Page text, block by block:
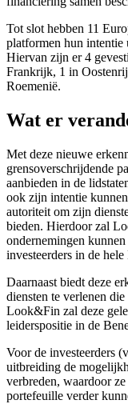
Tot slot hebben 11
platformen hun
Hiervan zijn er 4
Frankrijk, 1 in
Roemenië.
Wat er
Met deze nieuwe
grensoverschrijdende
aanbieden in de
ook zijn intentie
autoriteit om zijn
bieden. Hierdoor zal
ondernemingen
investeerders in de
Daarnaast biedt deze
diensten te verlenen
Look&Fin zal deze
leiderspositie in de
Voor de investeerders
uitbreiding de
verbreden, waardoor
portefeuille verder